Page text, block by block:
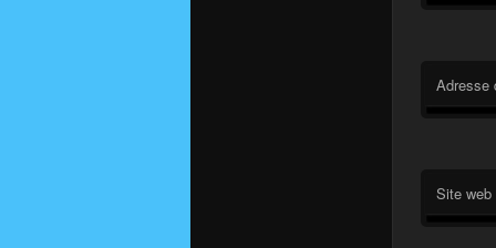
Adresse
Site web